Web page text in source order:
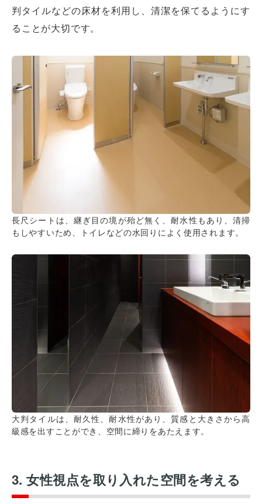
判タイルなどの床材を利用し、清潔を保てるようにす
ることが大切です。
長尺シートは、継ぎ目の境が殆ど無く、耐水性もあり、清掃
もしやすいため、トイレなどの水回りによく使用されます。
大判タイルは、耐久性、耐水性があり、質感と大きさから高
級感を出すことができ、空間に締りをあたえます。
3. 女性視点を取り入れた空間を考える